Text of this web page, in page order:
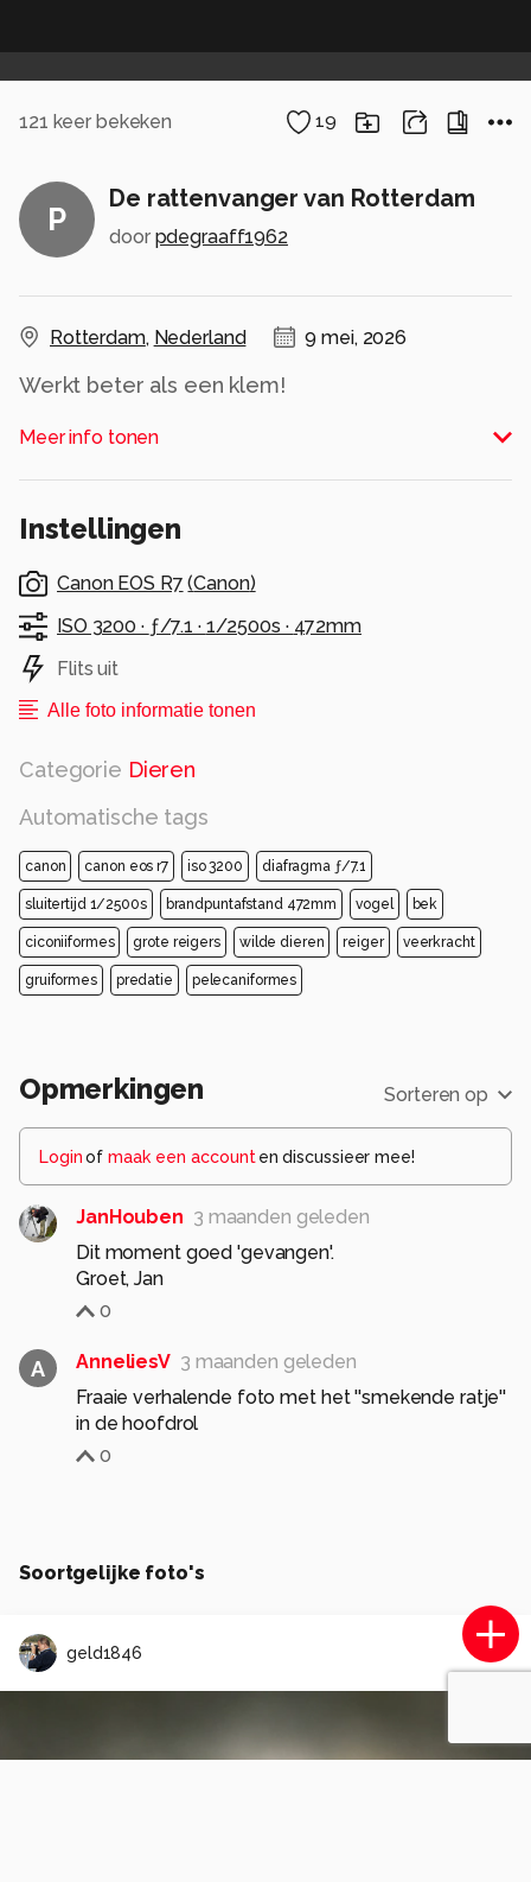
121 keer bekeken 19
P
De rattenvanger van Rotterdam
door pdegraaff1962
Rotterdam, Nederland 9 mei, 2026
Werkt beter als een klem!
Alle rechten voorbehouden
Meer info tonen
Instellingen
Canon EOS R7 (Canon)
ISO 3200 · ƒ/7.1 · 1/2500s · 472mm
Flits uit
Alle foto informatie tonen
Categorie Dieren
Automatische tags
canon canon eos r7 iso 3200 diafragma ƒ/7.1
sluitertijd 1/2500s brandpuntafstand 472mm vogel bek
ciconiiformes grote reigers wilde dieren reiger veerkracht
gruiformes predatie pelecaniformes
Opmerkingen Sorteren op
Loginof maak een account en discussieer mee!
JanHouben 3 maanden geleden
Dit moment goed 'gevangen'.
Groet, Jan
0
A AnneliesV 3 maanden geleden
Fraaie verhalende foto met het ''smekende ratje''
in de hoofdrol
0
Soortgelijke foto's
geld1846